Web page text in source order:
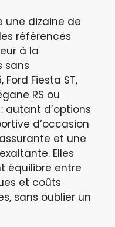
une dizaine de
références
à la
sans
Fiesta ST,
RS ou
autant d’options
d’occasion
et une
Elles
équilibre entre
et coûts
sans oublier un